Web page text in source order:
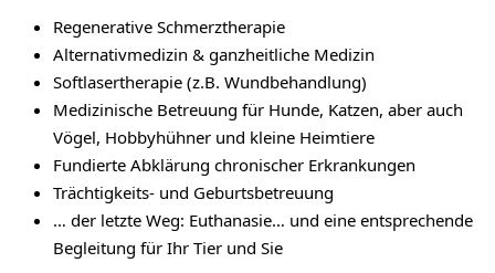
Regenerative Schmerztherapie
Alternativmedizin & ganzheitliche Medizin
Softlasertherapie (z.B. Wundbehandlung)
Medizinische Betreuung für Hunde, Katzen, aber auch
Vögel, Hobbyhühner und kleine Heimtiere
Fundierte Abklärung chronischer Erkrankungen
Trächtigkeits- und Geburtsbetreuung
… der letzte Weg: Euthanasie… und eine entsprechende
Begleitung für Ihr Tier und Sie